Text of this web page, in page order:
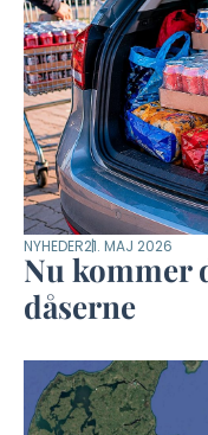
NYHEDER21. MAJ 2026
Nu kommer
dåserne